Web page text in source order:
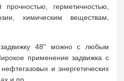
прочностью, герметичностью,
химическим веществам,
задвижку 48" можно с любым
применение задвижка с
и энергетических